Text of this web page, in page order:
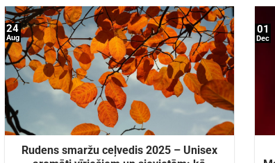
Rudens smaržu ceļvedis 2025 – Unisex
24
Aug
01
Dec